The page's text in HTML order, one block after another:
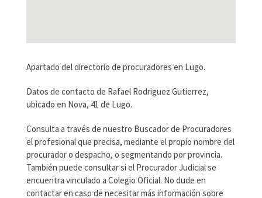
Apartado del directorio de procuradores en Lugo.
Datos de contacto de Rafael Rodriguez Gutierrez,
ubicado en Nova, 41 de Lugo.
Consulta a través de nuestro Buscador de Procuradores
el profesional que precisa, mediante el propio nombre del
procurador o despacho, o segmentando por provincia.
También puede consultar si el Procurador Judicial se
encuentra vinculado a Colegio Oficial. No dude en
contactar en caso de necesitar más información sobre